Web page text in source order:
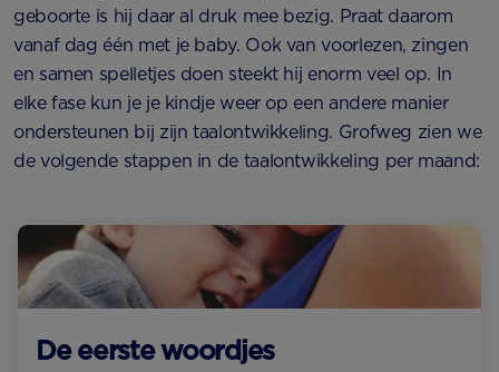
geboorte is hij daar al druk mee bezig. Praat daarom
vanaf dag één met je baby. Ook van voorlezen, zingen
en samen spelletjes doen steekt hij enorm veel op. In
elke fase kun je je kindje weer op een andere manier
ondersteunen bij zijn taalontwikkeling. Grofweg zien we
de volgende stappen in de taalontwikkeling per maand:
De eerste woordjes